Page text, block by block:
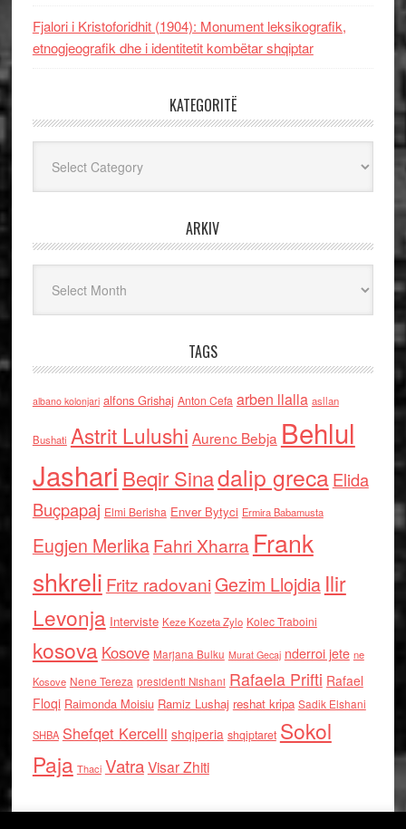
Fjalori i Kristoforidhit (1904): Monument leksikografik,
etnogjeografik dhe i identitetit kombëtar shqiptar
KATEGORITË
ARKIV
TAGS
albano kolonjari alfons Grishaj Anton Cefa arben llalla asllan
Bushati Astrit Lulushi Aurenc Bebja Behlul
Jashari Beqir Sinadalip grecaElida
Buçpapaj Elmi Berisha Enver Bytyci Ermira Babamusta
Eugjen MerlikaFahri Xharra Frank
shkreli Fritz radovaniGezim Llojdia Ilir
Levonja Interviste Keze Kozeta Zylo Kolec Traboini
kosova Kosove Marjana Bulku Murat Gecaj nderroi jete ne
Kosove Nene Tereza presidenti Nishani Rafaela Prifti Rafael
Floqi Raimonda Moisiu Ramiz Lushaj reshat kripa Sadik Elshani
SHBA Shefqet Kercelli shqiperia shqiptaret Sokol
Paja Thaci VatraVisar Zhiti